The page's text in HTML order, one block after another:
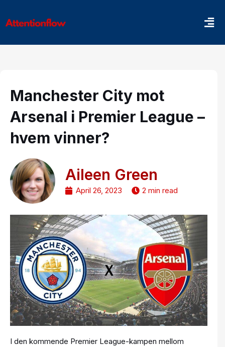
to
content
Manchester City mot
Arsenal i Premier League –
hvem vinner?
Aileen Green
April 26, 2023 2 min read
I den kommende Premier League-kampen mellom